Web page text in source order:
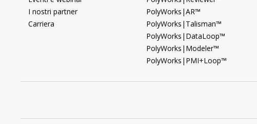
I nostri partner
Carriera
PolyWorks|AR™
PolyWorks|Talisman™
PolyWorks|DataLoop™
PolyWorks|Modeler™
PolyWorks|PMI+Loop™